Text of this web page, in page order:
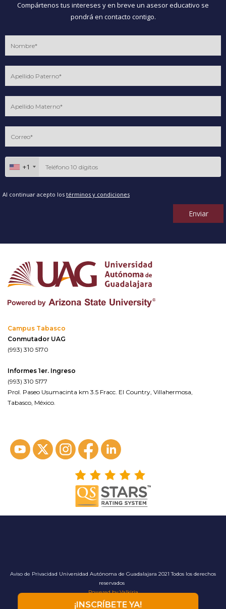
¡INSCRÍBETE YA!
Compártenos tus intereses y en breve un asesor educativo se
pondrá en contacto contigo.
+1
Al continuar acepto los términos y condiciones
Enviar
Campus Tabasco
Conmutador UAG
(993) 310 5170
Informes 1er. Ingreso
(993) 310 5177
Prol. Paseo Usumacinta km 3.5 Fracc. El Country, Villahermosa,
Tabasco, México.
Aviso de Privacidad Universidad Autónoma de Guadalajara 2021 Todos los derechos
reservados
Powered by Valkiria